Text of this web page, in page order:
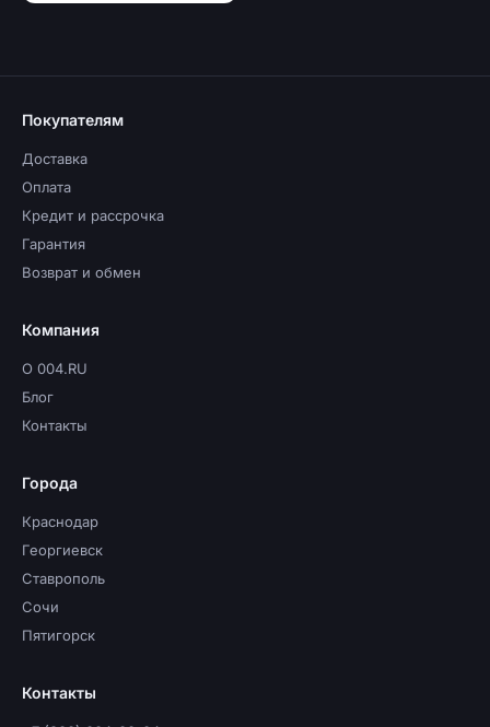
Покупателям
Доставка
Оплата
Кредит и рассрочка
Гарантия
Возврат и обмен
Компания
О 004.RU
Блог
Контакты
Города
Краснодар
Георгиевск
Ставрополь
Сочи
Пятигорск
Контакты